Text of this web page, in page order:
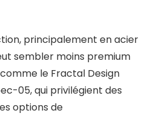
principalement en acier
sembler moins premium
le Fractal Design
05, qui privilégient des
options de